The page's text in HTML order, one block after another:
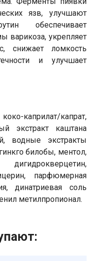
язв, улучшают
обеспечивает
варикоза, укрепляет
снижает ломкость
и улучшает
каприлат/капрат,
экстракт каштана
водные экстракты
билобы, ментол,
парфюмерная
динатриевая соль
метилпропионал.
вы